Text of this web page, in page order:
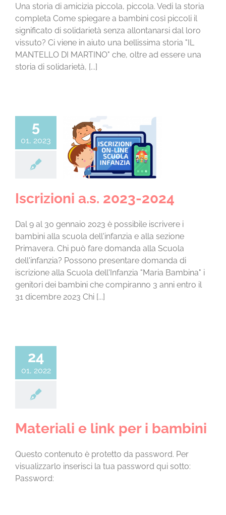
Una storia di amicizia piccola, piccola. Vedi la storia
completa Come spiegare a bambini così piccoli il
significato di solidarietà senza allontanarsi dal loro
vissuto? Ci viene in aiuto una bellissima storia "IL
MANTELLO DI MARTINO" che, oltre ad essere una
storia di solidarietà, [...]
5
01, 2023
a.s. 2023-
categoria
Iscrizioni a.s. 2023-2024
Dal 9 al 30 gennaio 2023 è possibile iscrivere i
bambini alla scuola dell'infanzia e alla sezione
Primavera. Chi può fare domanda alla Scuola
dell'infanzia? Possono presentare domanda di
iscrizione alla Scuola dell'Infanzia "Maria Bambina" i
genitori dei bambini che compiranno 3 anni entro il
31 dicembre 2023 Chi [...]
24
01, 2022
Materiali e link per i bambini
Questo contenuto è protetto da password. Per
visualizzarlo inserisci la tua password qui sotto:
Password: